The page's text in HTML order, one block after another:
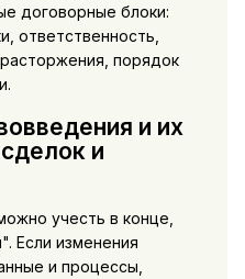
договорные блоки:
ответственность,
порядок
и их
и
учесть в конце,
Если изменения
и процессы,